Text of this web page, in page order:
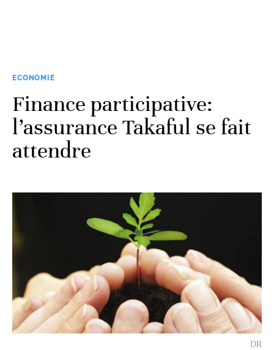
ECONOMIE
Finance participative:
l’assurance Takaful se fait
attendre
DR